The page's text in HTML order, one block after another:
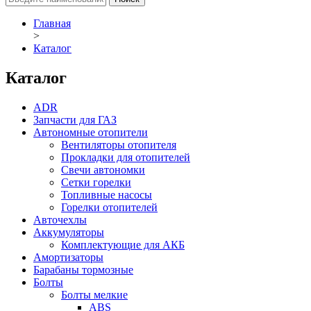
Главная
>
Каталог
Каталог
ADR
Запчасти для ГАЗ
Автономные отопители
Вентиляторы отопителя
Прокладки для отопителей
Свечи автономки
Сетки горелки
Топливные насосы
Горелки отопителей
Авточехлы
Аккумуляторы
Комплектующие для АКБ
Амортизаторы
Барабаны тормозные
Болты
Болты мелкие
ABS